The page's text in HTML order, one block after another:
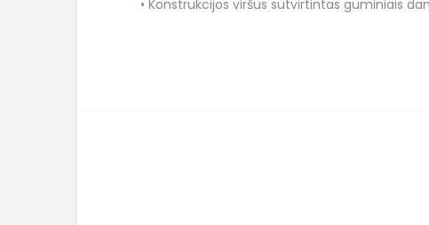
• Konstrukcijos viršus sutvirtintas guminiais